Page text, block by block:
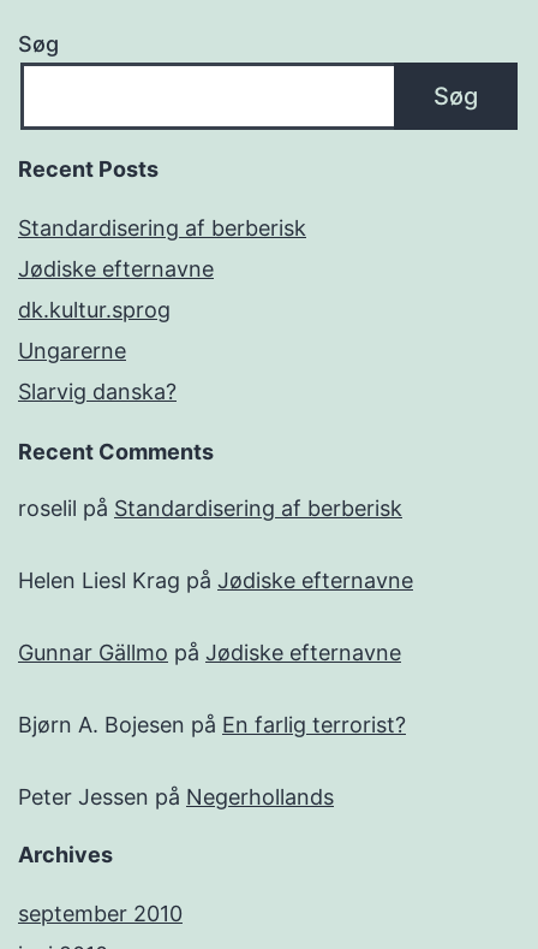
Søg
Søg
Recent Posts
Standardisering af berberisk
Jødiske efternavne
dk.kultur.sprog
Ungarerne
Slarvig danska?
Recent Comments
roselil på Standardisering af berberisk
Helen Liesl Krag på Jødiske efternavne
Gunnar Gällmo på Jødiske efternavne
Bjørn A. Bojesen på En farlig terrorist?
Peter Jessen på Negerhollands
Archives
september 2010